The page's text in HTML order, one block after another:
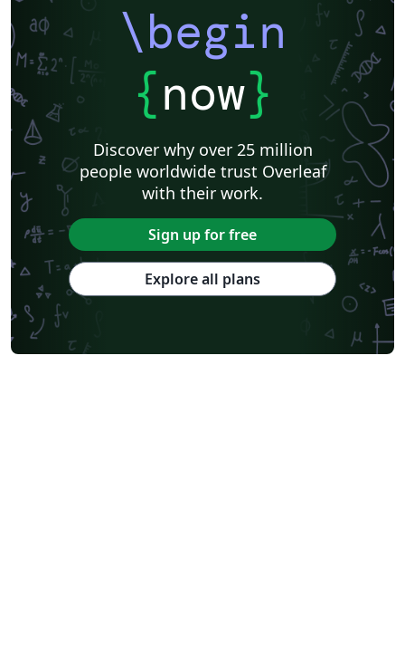
\begin
{now}
Discover why over 25 million
people worldwide trust Overleaf
with their work.
Sign up for free
Explore all plans